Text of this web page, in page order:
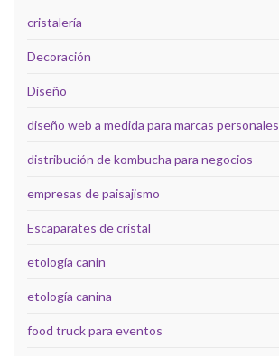
cristalería
Decoración
Diseño
diseño web a medida para marcas personales
distribución de kombucha para negocios
empresas de paisajismo
Escaparates de cristal
etología canin
etología canina
food truck para eventos